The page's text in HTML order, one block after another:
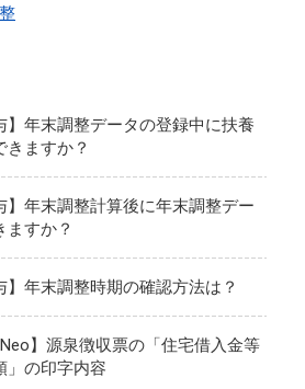
】年末調整データの登録中に扶養
きますか？
】年末調整計算後に年末調整デー
ますか？
】年末調整時期の確認方法は？
Neo】源泉徴収票の「住宅借入金等
」の印字内容